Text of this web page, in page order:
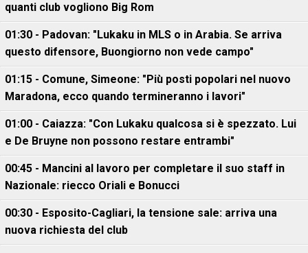
quanti club vogliono Big Rom
01:30 - Padovan: "Lukaku in MLS o in Arabia. Se arriva
questo difensore, Buongiorno non vede campo"
01:15 - Comune, Simeone: "Più posti popolari nel nuovo
Maradona, ecco quando termineranno i lavori"
01:00 - Caiazza: "Con Lukaku qualcosa si è spezzato. Lui
e De Bruyne non possono restare entrambi"
00:45 - Mancini al lavoro per completare il suo staff in
Nazionale: riecco Oriali e Bonucci
00:30 - Esposito-Cagliari, la tensione sale: arriva una
nuova richiesta del club